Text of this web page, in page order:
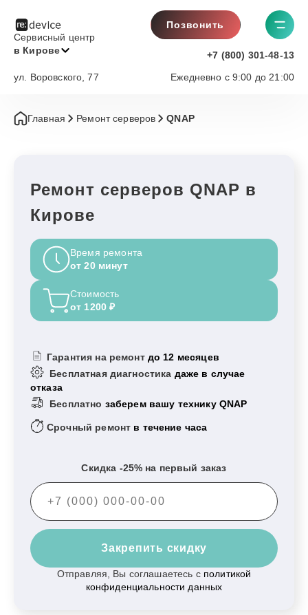
Сервисный центр
в Кирове
Позвонить
+7 (800) 301-48-13
Ежедневно с 9:00 до 21:00
ул. Воровского, 77
Главная Ремонт серверов QNAP
Ремонт серверов QNAP в
Кирове
Время ремонта
от 20 минут
Стоимость
от 1200 ₽
Гарантия на ремонт до 12 месяцев
Бесплатная диагностика даже в случае
отказа
Бесплатно заберем вашу технику QNAP
Срочный ремонт в течение часа
Скидка -25% на первый заказ
Закрепить скидку
Отправляя, Вы соглашаетесь с политикой
конфиденциальности данных